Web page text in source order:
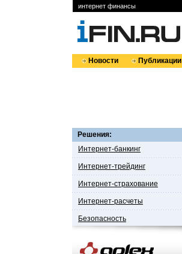
интернет финансы
Новости Публикации
Решения:
Интернет-банкинг
Интернет-трейдинг
Интернет-страхование
Интернет-расчеты
Безопасность